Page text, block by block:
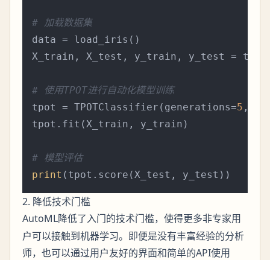
# 加载数据集
data = load_iris()
X_train, X_test, y_train, y_test =
# 使用TPOT进行自动化模型训练
tpot = TPOTClassifier(generations=5 ,
tpot.fit(X_train, y_train)
# 模型评估
print
2. 降低技术门槛
AutoML降低了入门的技术门槛，使得更多非专家用
户可以接触到机器学习。即便是没有丰富经验的分析
师，也可以通过用户友好的界面和简单的API使用